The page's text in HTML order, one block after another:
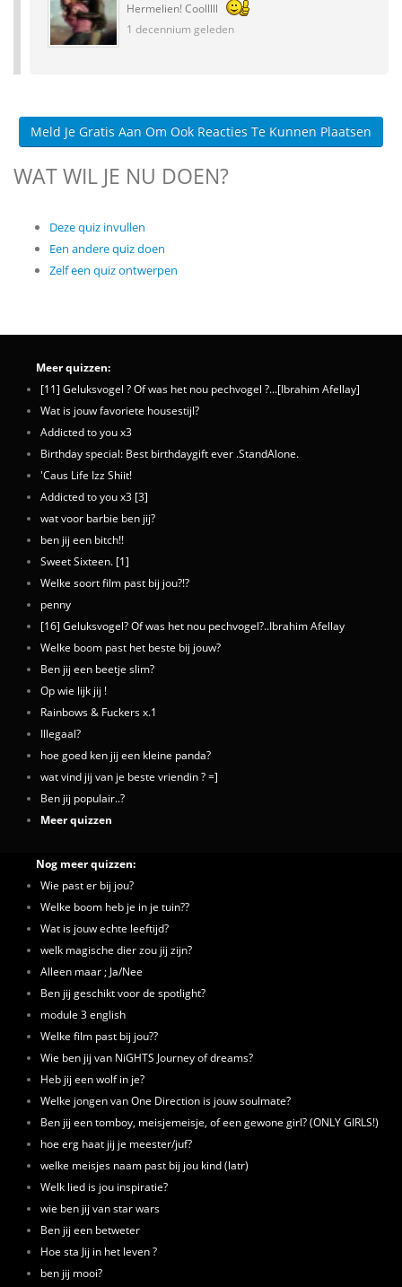
Hermelien! Coolllll
1 decennium geleden
Meld Je Gratis Aan Om Ook Reacties Te Kunnen Plaatsen
WAT WIL JE NU DOEN?
Deze quiz invullen
Een andere quiz doen
Zelf een quiz ontwerpen
Meer quizzen:
[11] Geluksvogel ? Of was het nou pechvogel ?...[Ibrahim Afellay]
Wat is jouw favoriete housestijl?
Addicted to you x3
Birthday special: Best birthdaygift ever .StandAlone.
'Caus Life Izz Shiit!
Addicted to you x3 [3]
wat voor barbie ben jij?
ben jij een bitch!!
Sweet Sixteen. [1]
Welke soort film past bij jou?!?
penny
[16] Geluksvogel? Of was het nou pechvogel?..Ibrahim Afellay
Welke boom past het beste bij jouw?
Ben jij een beetje slim?
Op wie lijk jij !
Rainbows & Fuckers x.1
Illegaal?
hoe goed ken jij een kleine panda?
wat vind jij van je beste vriendin ? =]
Ben jij populair..?
Meer quizzen
Nog meer quizzen:
Wie past er bij jou?
Welke boom heb je in je tuin??
Wat is jouw echte leeftijd?
welk magische dier zou jij zijn?
Alleen maar ; Ja/Nee
Ben jij geschikt voor de spotlight?
module 3 english
Welke film past bij jou??
Wie ben jij van NiGHTS Journey of dreams?
Heb jij een wolf in je?
Welke jongen van One Direction is jouw soulmate?
Ben jij een tomboy, meisjemeisje, of een gewone girl? (ONLY GIRLS!)
hoe erg haat jij je meester/juf?
welke meisjes naam past bij jou kind (latr)
Welk lied is jou inspiratie?
wie ben jij van star wars
Ben jij een betweter
Hoe sta Jij in het leven ?
ben jij mooi?